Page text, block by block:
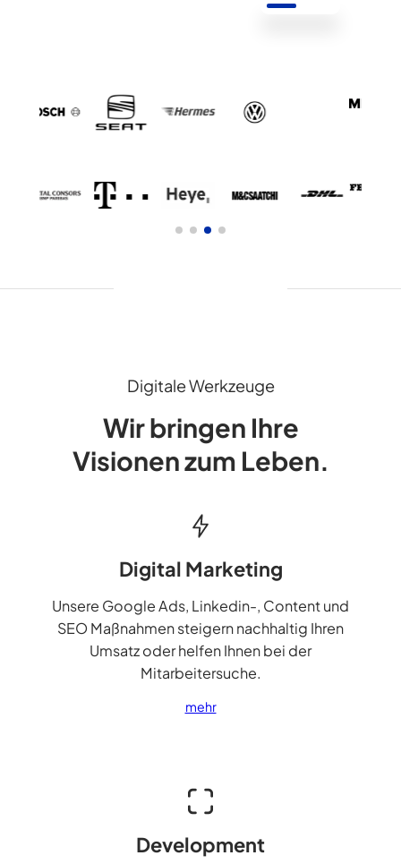
Digitale Werkzeuge
Wir bringen Ihre
Visionen zum Leben.
Digital Marketing
Unsere Google Ads, Linkedin-, Content und
SEO Maßnahmen steigern nachhaltig Ihren
Umsatz oder helfen Ihnen bei der
Mitarbeitersuche.
mehr
Development